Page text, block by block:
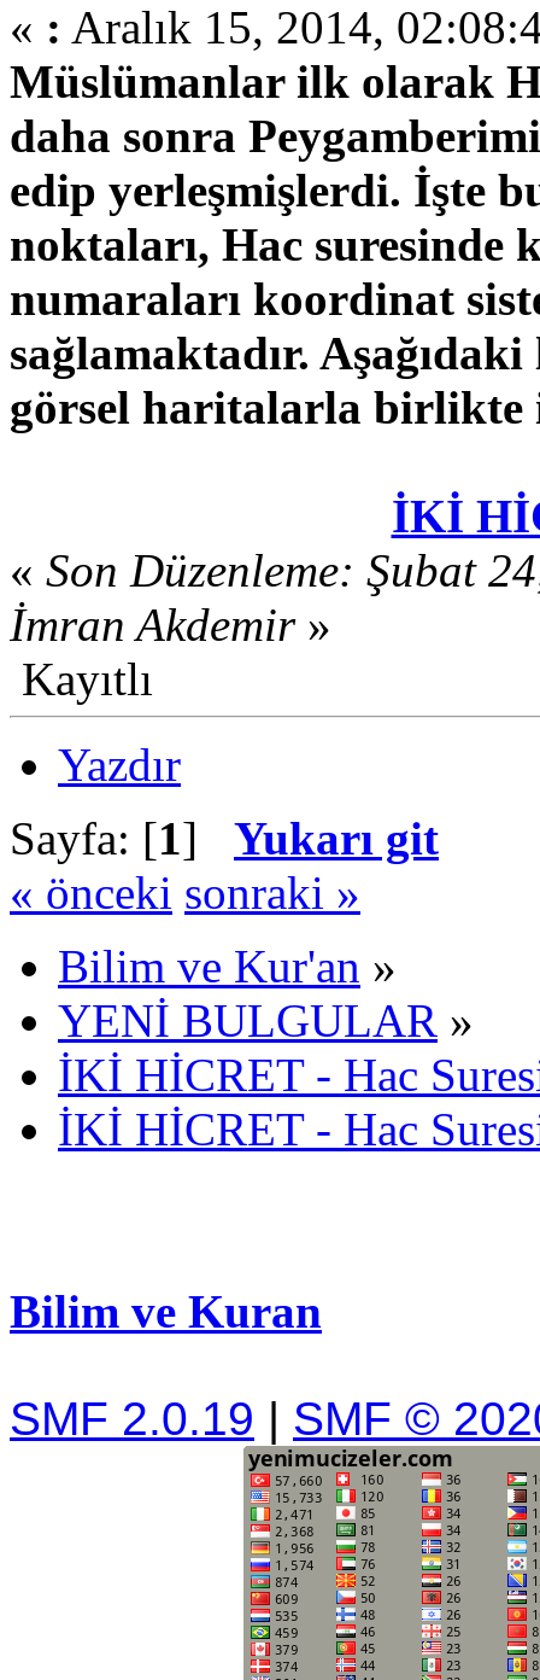
« : Aralık 15, 2014,
Müslümanlar ilk olarak
daha sonra
edip yerleşmişlerdi. İşte
noktaları, Hac suresinde
numaraları koordinat
sağlamaktadır.
görsel haritalarla birlikte
İKİ
« Son Düzenleme: Şubat
İmran Akdemir»
Kayıtlı
Yazdır
Sayfa: [1] Yukarı git
« önceki sonraki »
Bilim ve Kur'an »
YENİ BULGULAR »
İKİ HİCRET - Hac
İKİ HİCRET - Hac
Bilim ve Kuran
SMF 2.0.19 | SMF ©